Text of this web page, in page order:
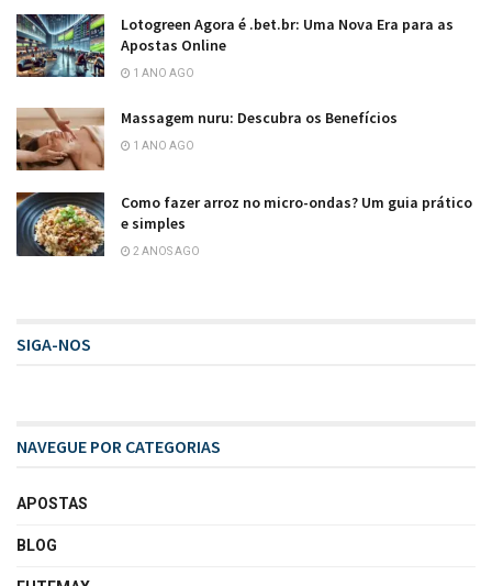
Lotogreen Agora é .bet.br: Uma Nova Era para as
Apostas Online
1 ANO AGO
Massagem nuru: Descubra os Benefícios
1 ANO AGO
Como fazer arroz no micro-ondas? Um guia prático
e simples
2 ANOS AGO
SIGA-NOS
NAVEGUE POR CATEGORIAS
APOSTAS
BLOG